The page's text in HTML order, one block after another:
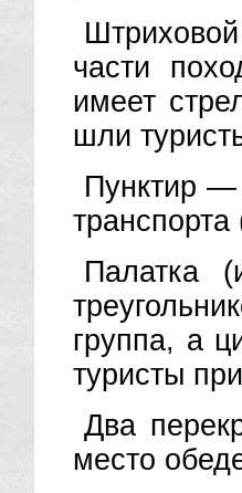
части
имеет
шли
Пунктир —
транспорта
Палатка
группа, а
туристы
Два
место